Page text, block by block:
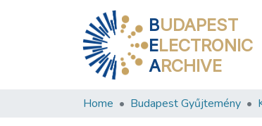
BUDAPEST
ELECTRONIC
ARCHIVE
Home Budapest Gyűjtemény